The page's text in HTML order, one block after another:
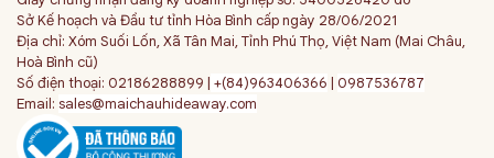
Sở Kế hoạch và Đầu tư tỉnh Hòa Bình cấp ngày 28/06/2021
Địa chỉ: Xóm Suối Lốn, Xã Tân Mai, Tỉnh Phú Thọ, Việt Nam (Mai Châu,
Hoà Bình cũ)
Số điện thoại: 02186288899 | +(84)963406366 | 0987536787
Email: sales@maichauhideaway.com